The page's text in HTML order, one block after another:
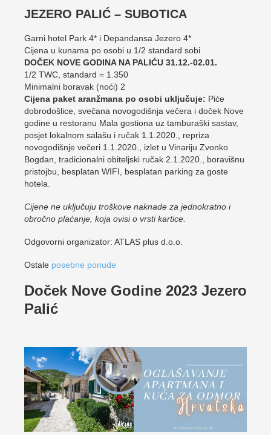
JEZERO PALIĆ – SUBOTICA
Garni hotel Park 4* i Depandansa Jezero 4*
Cijena u kunama po osobi u 1/2 standard sobi
DOČEK NOVE GODINA NA PALIĆU 31.12.-02.01.
1/2 TWC, standard = 1.350
Minimalni boravak (noći) 2
Cijena paket aranžmana po osobi uključuje: Piće
dobrodošlice, svečana novogodišnja večera i doček Nove
godine u restoranu Mala gostiona uz tamburaški sastav,
posjet lokalnom salašu i ručak 1.1.2020., repriza
novogodišnje večeri 1.1.2020., izlet u Vinariju Zvonko
Bogdan, tradicionalni obiteljski ručak 2.1.2020., boravišnu
pristojbu, besplatan WIFI, besplatan parking za goste
hotela.
Cijene ne uključuju troškove naknade za jednokratno i
obročno plaćanje, koja ovisi o vrsti kartice.
Odgovorni organizator: ATLAS plus d.o.o.
Ostale posebne ponude
Doček Nove Godine 2023 Jezero
Palić